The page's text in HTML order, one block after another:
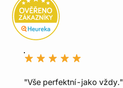
"Vše perfektní-jako vždy."